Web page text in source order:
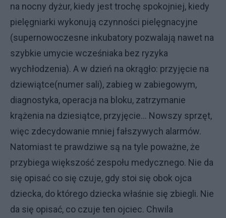
na nocny dyżur, kiedy jest trochę spokojniej, kiedy
pielęgniarki wykonują czynności pielęgnacyjne
(supernowoczesne inkubatory pozwalają nawet na
szybkie umycie wcześniaka bez ryzyka
wychłodzenia). A w dzień na okrągło: przyjęcie na
dziewiątce(numer sali), zabieg w zabiegowym,
diagnostyka, operacja na bloku, zatrzymanie
krążenia na dziesiątce, przyjęcie… Nowszy sprzęt,
więc zdecydowanie mniej fałszywych alarmów.
Natomiast te prawdziwe są na tyle poważne, że
przybiega większość zespołu medycznego. Nie da
się opisać co się czuje, gdy stoi się obok ojca
dziecka, do którego dziecka właśnie się zbiegli. Nie
da się opisać, co czuje ten ojciec. Chwila